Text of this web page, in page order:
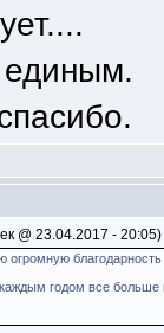
@ 23.04.2017 - 20:05)
благодарность
годом все больше